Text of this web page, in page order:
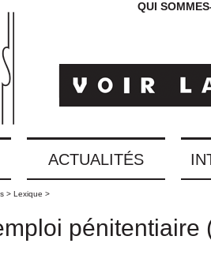
QUI
ACTUALITÉS
> Lexique >
pénitentiaire